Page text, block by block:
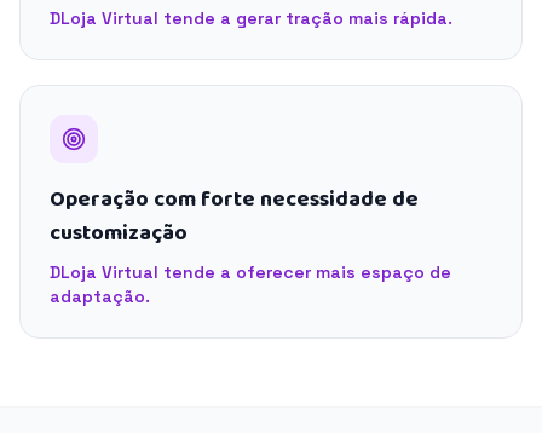
DLoja Virtual tende a gerar tração mais rápida.
Operação com forte necessidade de
customização
DLoja Virtual tende a oferecer mais espaço de
adaptação.